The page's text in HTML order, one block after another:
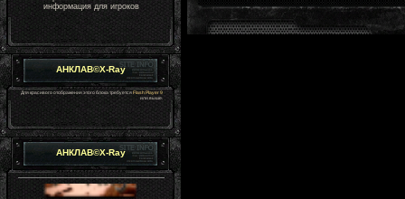
информация для игроков
АНКЛАВ©X-Ray
Для красивого отображения этого блока требуетсяFlash Player 9
или выше.
АНКЛАВ©X-Ray